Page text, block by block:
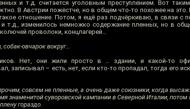
и т.д. считается уголовным преступлением. Вот
В Австрии пожёстче, но в общем что-то похожее на
отношение. Потом, я ещё раз подчёркиваю, в связи с
т.д., изменилось немножко содержание пленных, но в
проволоки, концлагерей…
собак-овчарок вокруг…
Нет, они жили просто в … здании, и какой-то
записывал – есть, нет, если кто-то пропадал, тогда его
совсем не пленные, а очень даже союзники, когда
знаменитой суворовской кампании в Северной Италии,
гораздо.